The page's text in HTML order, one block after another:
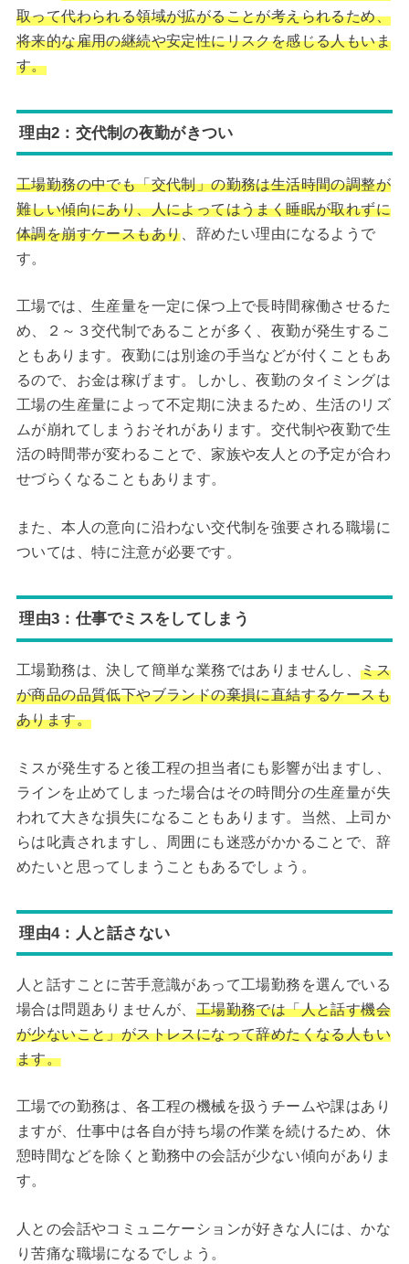
取って代わられる領域が拡がることが考えられるため、
将来的な雇用の継続や安定性にリスクを感じる人もいま
す。
理由2：交代制の夜勤がきつい
工場勤務の中でも「交代制」の勤務は生活時間の調整が
難しい傾向にあり、人によってはうまく睡眠が取れずに
体調を崩すケースもあり 、辞めたい理由になるようで
す。
工場では、生産量を一定に保つ上で長時間稼働させるた
め、２～３交代制であることが多く、夜勤が発生するこ
ともあります。夜勤には別途の手当などが付くこともあ
るので、お金は稼げます。しかし、夜勤のタイミングは
工場の生産量によって不定期に決まるため、生活のリズ
ムが崩れてしまうおそれがあります。交代制や夜勤で生
活の時間帯が変わることで、家族や友人との予定が合わ
せづらくなることもあります。
また、本人の意向に沿わない交代制を強要される職場に
ついては、特に注意が必要です。
理由3：仕事でミスをしてしまう
工場勤務は、決して簡単な業務ではありませんし、ミス
が商品の品質低下やブランドの棄損に直結するケースも
あります。
ミスが発生すると後工程の担当者にも影響が出ますし、
ラインを止めてしまった場合はその時間分の生産量が失
われて大きな損失になることもあります。当然、上司か
らは叱責されますし、周囲にも迷惑がかかることで、辞
めたいと思ってしまうこともあるでしょう。
理由4：人と話さない
人と話すことに苦手意識があって工場勤務を選んでいる
場合は問題ありませんが、 工場勤務では「人と話す機会
が少ないこと」がストレスになって辞めたくなる人もい
ます。
工場での勤務は、各工程の機械を扱うチームや課はあり
ますが、仕事中は各自が持ち場の作業を続けるため、休
憩時間などを除くと勤務中の会話が少ない傾向がありま
す。
人との会話やコミュニケーションが好きな人には、かな
り苦痛な職場になるでしょう。